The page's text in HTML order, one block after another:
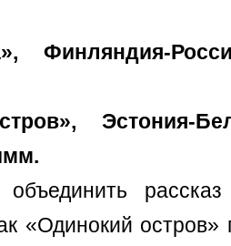
Финляндия-
Эстония-
«Одинокий остров»